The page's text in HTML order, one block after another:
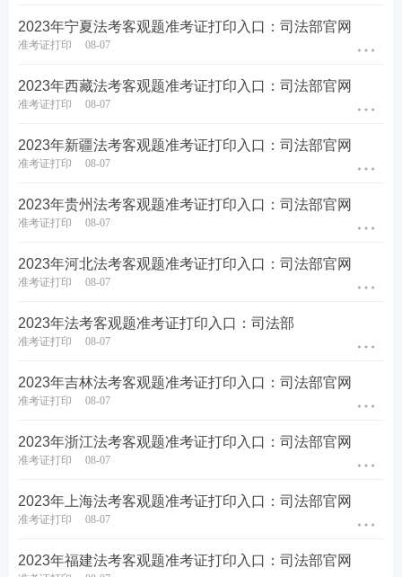
2023年宁夏法考客观题准考证打印入口：司法部官网
准考证打印 08-07
2023年西藏法考客观题准考证打印入口：司法部官网
准考证打印 08-07
2023年新疆法考客观题准考证打印入口：司法部官网
准考证打印 08-07
2023年贵州法考客观题准考证打印入口：司法部官网
准考证打印 08-07
2023年河北法考客观题准考证打印入口：司法部官网
准考证打印 08-07
2023年法考客观题准考证打印入口：司法部
准考证打印 08-07
2023年吉林法考客观题准考证打印入口：司法部官网
准考证打印 08-07
2023年浙江法考客观题准考证打印入口：司法部官网
准考证打印 08-07
2023年上海法考客观题准考证打印入口：司法部官网
准考证打印 08-07
2023年福建法考客观题准考证打印入口：司法部官网